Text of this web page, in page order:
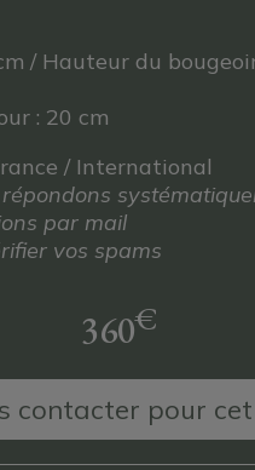
/ Hauteur du bougeoir
: 20 cm
/ International
par mail
vos spams
360€
contacter pour